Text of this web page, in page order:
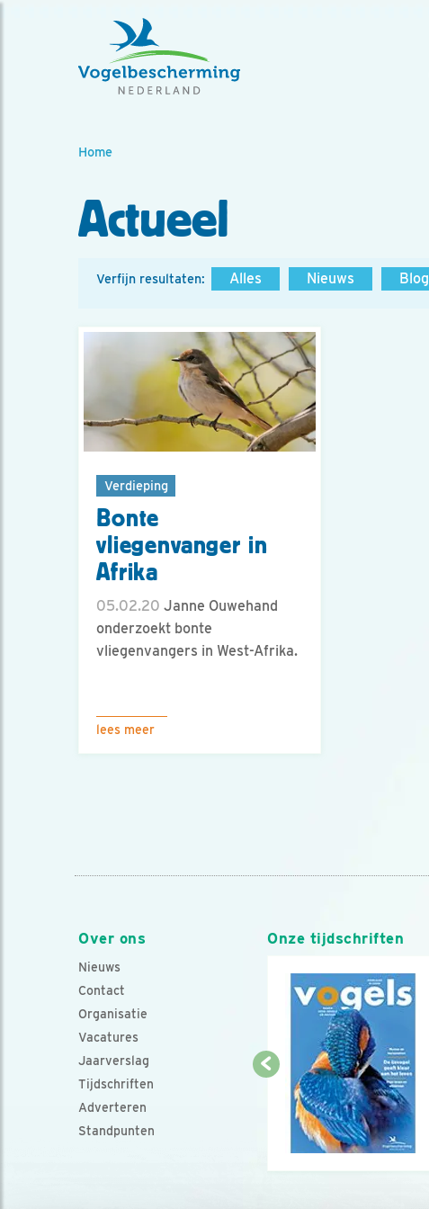
Home
Actueel
Verfijn resultaten: Alles Nieuws Blog
Verdieping
Bonte
vliegenvanger in
Afrika
05.02.20 Janne Ouwehand
onderzoekt bonte
vliegenvangers in West-Afrika.
lees meer
Over ons
Nieuws
Contact
Organisatie
Vacatures
Jaarverslag
Tijdschriften
Adverteren
Standpunten
Onze tijdschriften